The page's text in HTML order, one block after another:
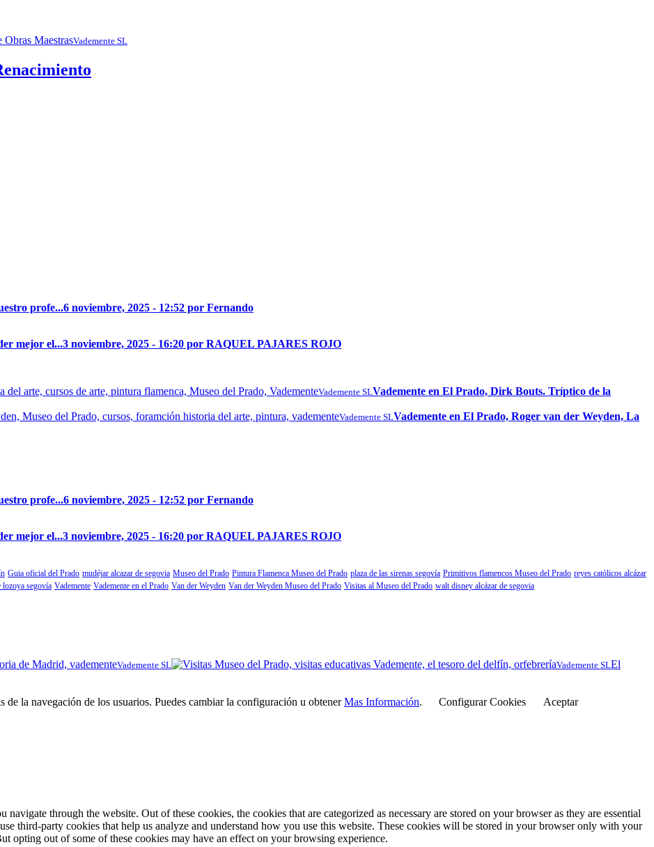
Vademente SL
profe...6 noviembre, 2025 - 12:52 por Fernando
mejor el...3 noviembre, 2025 - 16:20 por RAQUEL PAJARES ROJO
Vademente SLVademente en El Prado, Dirk Bouts. Tríptico de la
Vademente SLVademente en El Prado, Roger van der Weyden, La
profe...6 noviembre, 2025 - 12:52 por Fernando
mejor el...3 noviembre, 2025 - 16:20 por RAQUEL PAJARES ROJO
Guia oficial del Prado mudéjar alcazar de segovia Museo del Prado Pintura Flamenca Museo del Prado plaza de las sirenas segovía Primitivos flamencos Museo del Prado reyes católicos alcázar
lozoya segovía Vademente Vademente en el Prado Van der Weyden Van der Weyden Museo del Prado Visitas al Museo del Prado walt disney alcázar de segovia
Vademente SL Vademente SLEl
la navegación de los usuarios. Puedes cambiar la configuración u obtenerMas Información. Configurar Cookies
Aceptar
through the website. Out of these cookies, the cookies that are categorized as necessary are stored on your browser as they are essential
third-party cookies that help us analyze and understand how you use this website. These cookies will be stored in your browser only with your
opting out of some of these cookies may have an effect on your browsing experience.